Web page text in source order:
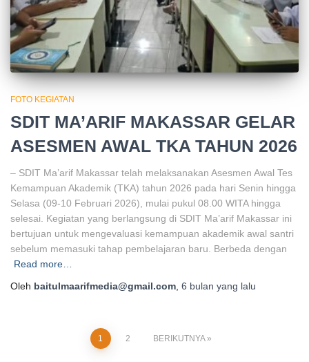
FOTO KEGIATAN
SDIT MA’ARIF MAKASSAR GELAR
ASESMEN AWAL TKA TAHUN 2026
– SDIT Ma’arif Makassar telah melaksanakan Asesmen Awal Tes
Kemampuan Akademik (TKA) tahun 2026 pada hari Senin hingga
Selasa (09-10 Februari 2026), mulai pukul 08.00 WITA hingga
selesai. Kegiatan yang berlangsung di SDIT Ma’arif Makassar ini
bertujuan untuk mengevaluasi kemampuan akademik awal santri
sebelum memasuki tahap pembelajaran baru. Berbeda dengan
Read more…
Oleh baitulmaarifmedia@gmail.com 6 bulan yang lalu
1 2 BERIKUTNYA